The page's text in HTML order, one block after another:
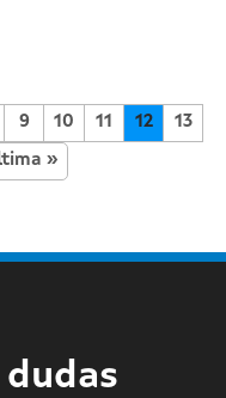
9 10 11 12 13
»
dudas